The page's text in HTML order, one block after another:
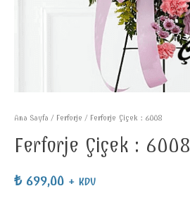
Ana Sayfa / Ferforje / Ferforje Çiçek : 6008
Ferforje Çiçek : 6008
₺699,00 + KDV